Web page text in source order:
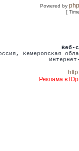
Powered by
[
Веб-
, Кемеровская
Реклама в